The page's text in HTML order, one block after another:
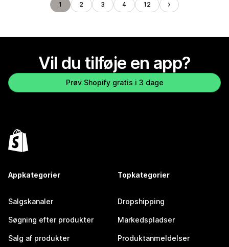
1 2 3 4 12
Vil du tilføje en app?
Prøv Shopify gratis i 3 dage
Appkategorier
Salgskanaler
Søgning efter produkter
Salg af produkter
Topkategorier
Dropshipping
Markedspladser
Produktanmeldelser